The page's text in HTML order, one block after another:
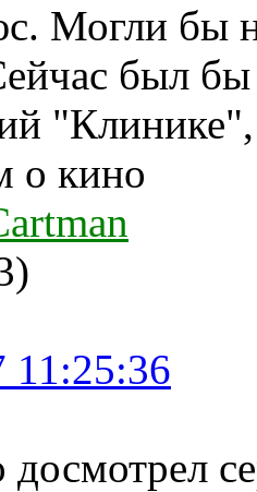
Могли бы
был
о кино
)
11:25:36
досмотрел